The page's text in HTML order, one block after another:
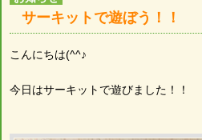
サーキットで遊ぼう！！
こんにちは(^^♪
今日はサーキットで遊びました！！